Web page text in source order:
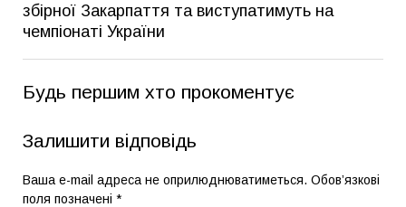
збірної Закарпаття та виступатимуть на
чемпіонаті України
Будь першим хто прокоментує
Залишити відповідь
Ваша e-mail адреса не оприлюднюватиметься. Обов’язкові
поля позначені *